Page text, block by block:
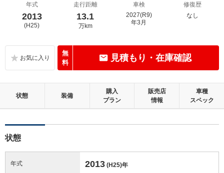
年式
2013
(H25)
走行距離
13.1
万km
車検
2027(R9)
年3月
修復歴
なし
無
料
見積もり・在庫確認
状態 装備
購入
プラン
販売店
情報
車種
スペック
状態
年式 2013 (H25)年